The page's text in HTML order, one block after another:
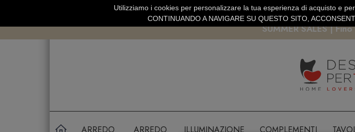
SPEDIZIONE GRATUITA SOPRA 99 EURO PAGAMENTO SICURO
SUMMER SALES |
ARREDO
ARREDO
ILLUMINAZIONE COMPLEMENTI
Utilizziamo i cookies per personalizzare la tua esperienza di acquisto e
CONTINUANDO A NAVIGARE SU QUESTO SITO,